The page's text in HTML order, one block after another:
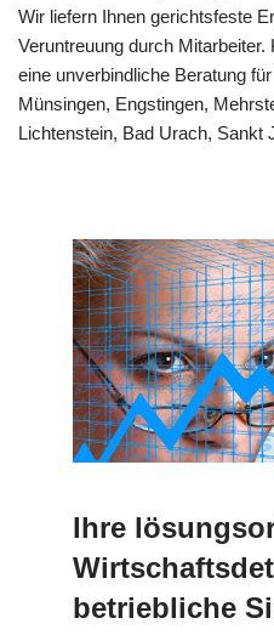
Wir liefern Ihnen gerichtsfeste
Veruntreuung durch
eine unverbindliche Beratung
Münsingen, Engstingen,
Lichtenstein, Bad Urach, Sankt
Ihre
betriebliche